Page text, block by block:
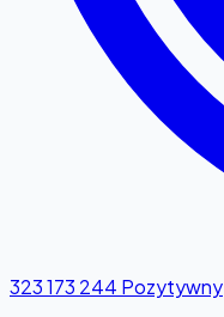
323 173 244 Pozytywny